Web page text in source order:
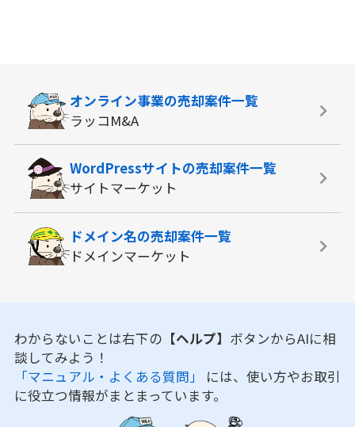
オンライン事業の売却案件一覧
ラッコM&A
WordPressサイトの売却案件一覧
サイトマーケット
ドメイン名の売却案件一覧
ドメインマーケット
わからないことは右下の 【ヘルプ】 ボタンからAIに相
談してみよう！
「マニュアル・よくある質問」 には、使い方やお取引
に役立つ情報がまとまっています。